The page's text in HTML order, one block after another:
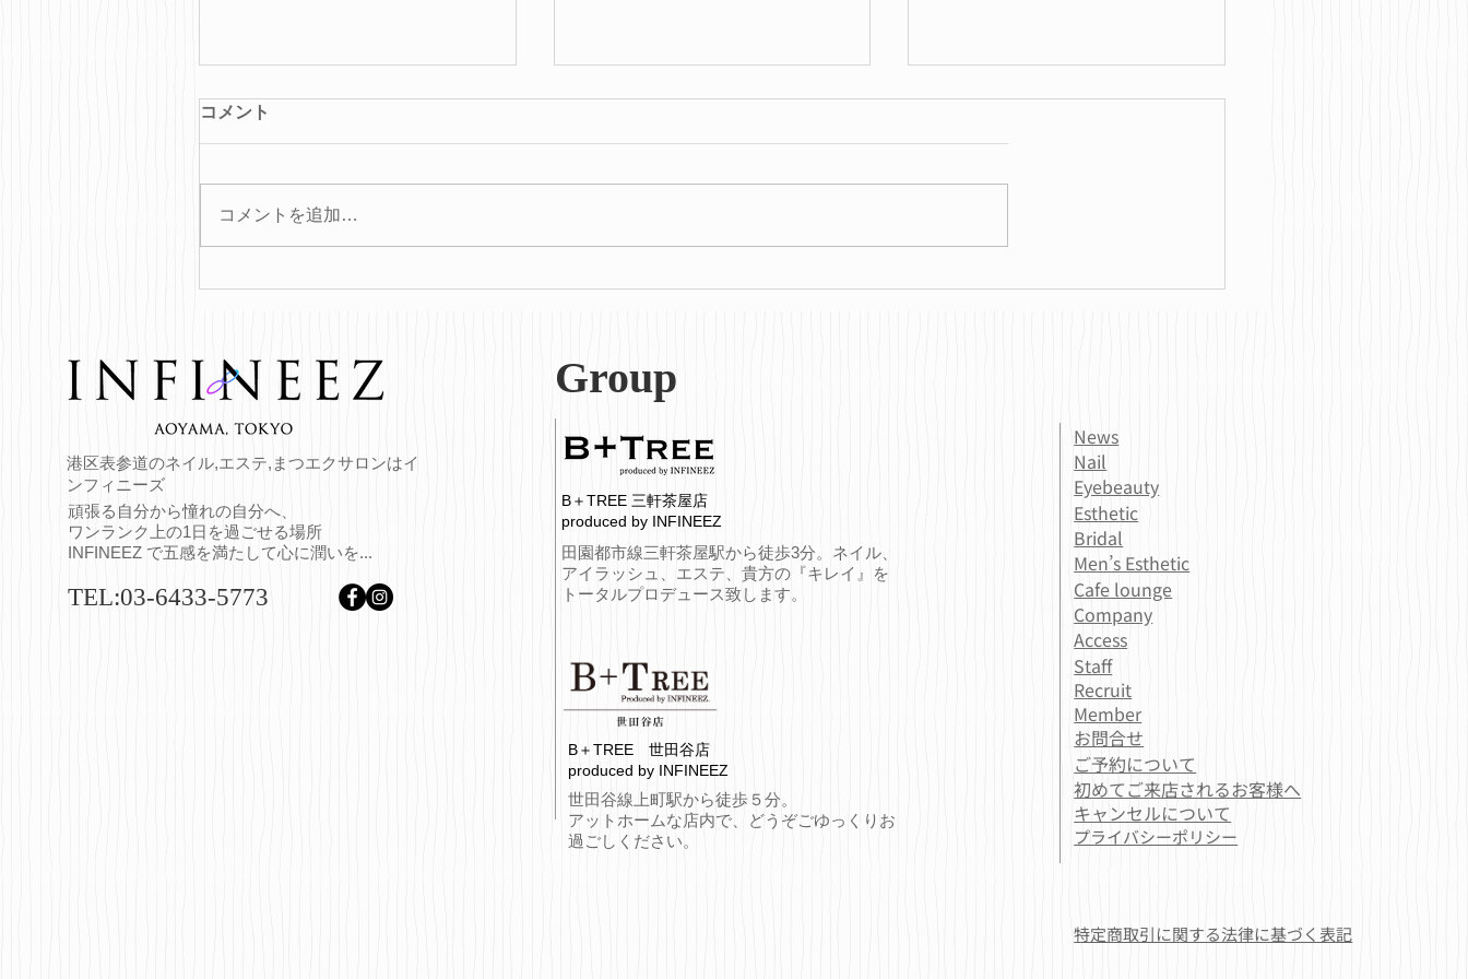
コメント
コメントを追加…
港区表参道のネイル,エステ,まつエクサロンはイ
ンフィニーズ
頑張る自分から憧れの自分へ、
ワンランク上の1日を過ごせる場所
INFINEEZ で五感を満たして心に潤いを...
TEL:03-6433-5773
Group
田園都市線三軒茶屋駅から徒歩3分。ネイル、
アイラッシュ、エステ、貴方の『キレイ』を
トータルプロデュース致します。
世田谷線上町駅から徒歩５分。
アットホームな店内で、どうぞごゆっくりお
過ごしください。
B＋TREE 三軒茶屋店
produced by INFINEEZ
B＋TREE 世田谷店
produced by INFINEEZ
News
Nail
Eyebeauty
Esthetic
Bridal
Men’s Esthetic
Cafe lounge
Company
Access
Staff
Recruit
Member
お問合せ
ご予約について
初めてご来店されるお客様へ
キャンセルについて
プライバシーポリシー
​特定商取引に関する法律に基づく表記